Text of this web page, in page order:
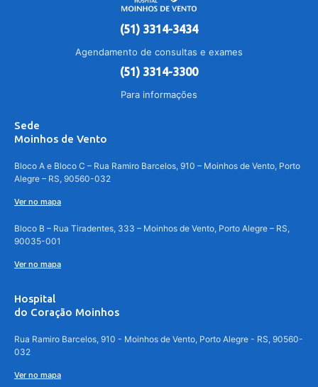
(51) 3314-3434
Agendamento de consultas e exames
(51) 3314-3300
Para informações
Sede
Moinhos de Vento
Bloco A e Bloco C – Rua Ramiro Barcelos, 910 – Moinhos de Vento, Porto
Alegre – RS, 90560-032
Ver no mapa
Bloco B – Rua Tiradentes, 333 – Moinhos de Vento, Porto Alegre – RS,
90035-001
Ver no mapa
Hospital
do Coração Moinhos
Rua Ramiro Barcelos, 910 - Moinhos de Vento, Porto Alegre - RS, 90560-
032
Ver no mapa